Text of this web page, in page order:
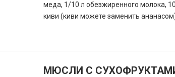
меда, 1/10 л обезжиренного молока,
киви (киви можете заменить ананасом),
МЮСЛИ С